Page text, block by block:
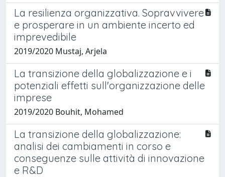
La resilienza organizzativa. Sopravvivere
e prosperare in un ambiente incerto ed
imprevedibile
2019/2020 Mustaj, Arjela
La transizione della globalizzazione e i
potenziali effetti sull'organizzazione delle
imprese
2019/2020 Bouhit, Mohamed
La transizione della globalizzazione:
analisi dei cambiamenti in corso e
conseguenze sulle attività di innovazione
e R&D